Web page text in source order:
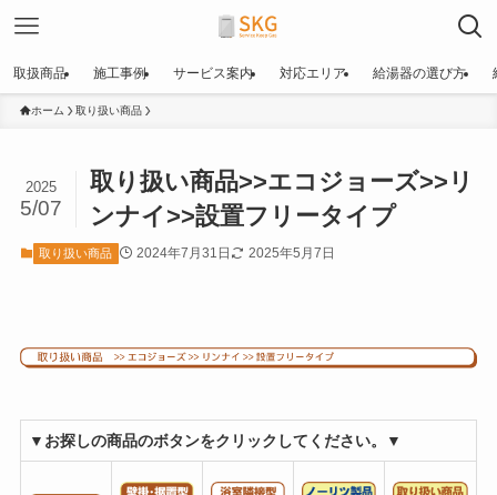
取扱商品 施工事例 サービス案内 対応エリア 給湯器の選び方
ホーム 取り扱い商品
取り扱い商品>>エコジョーズ>>リ
ンナイ>>設置フリータイプ
2025
5/07
取り扱い商品 2024年7月31日 2025年5月7日
▼お探しの商品のボタンをクリックしてください。▼